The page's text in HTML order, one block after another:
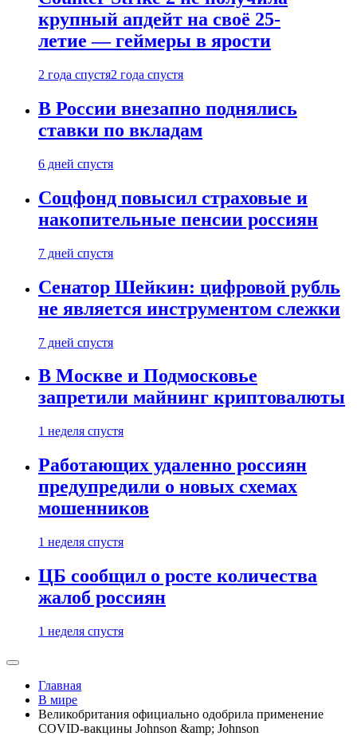
крупный апдейт на своё 25-
летие — геймеры в ярости
2 года спустя2 года спустя
В России внезапно поднялись
ставки по вкладам
6 дней спустя
Соцфонд повысил страховые и
накопительные пенсии россиян
7 дней спустя
Сенатор Шейкин: цифровой рубль
не является инструментом слежки
7 дней спустя
В Москве и Подмосковье
запретили майнинг криптовалюты
1 неделя спустя
Работающих удаленно россиян
предупредили о новых схемах
мошенников
1 неделя спустя
ЦБ сообщил о росте количества
жалоб россиян
1 неделя спустя
Главная
В мире
Великобритания официально одобрила применение
COVID-вакцины Johnson &amp; Johnson